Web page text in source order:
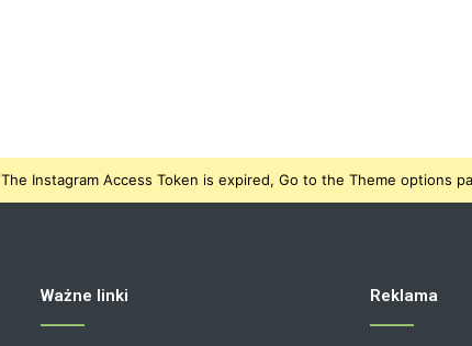
The Instagram Access Token is expired, Go to the Theme options
Ważne linki Reklama